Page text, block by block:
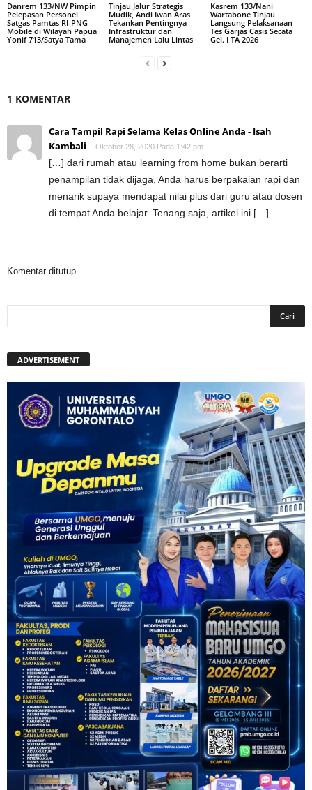
Danrem 133/NW Pimpin
Pelepasan Personel
Satgas Pamtas RI-PNG
Mobile di Wilayah Papua
Yonif 713/Satya Tama
Tinjau Jalur Strategis
Mudik, Andi Iwan Aras
Tekankan Pentingnya
Infrastruktur dan
Manajemen Lalu Lintas
Kasrem 133/Nani
Wartabone Tinjau
Langsung Pelaksanaan
Tes Garjas Casis Secata
Gel. I TA 2026
1 KOMENTAR
Cara Tampil Rapi Selama Kelas Online Anda - Isah
Kambali
Oktober 28, 2020 Pada 1:42 pm
[…] dari rumah atau learning from home bukan berarti
penampilan tidak dijaga, Anda harus berpakaian rapi dan
menarik supaya mendapat nilai plus dari guru atau dosen
di tempat Anda belajar. Tenang saja, artikel ini […]
Komentar ditutup.
ADVERTISEMENT